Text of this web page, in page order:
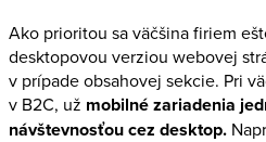
Ako prioritou sa väčšina firiem
desktopovou verziou webovej
v prípade obsahovej sekcie. Pri
v B2C, už mobilné zariadenia
návštevnosťou cez desktop.